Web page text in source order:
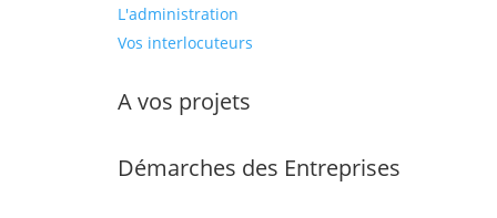
L'administration
Vos interlocuteurs
A vos projets
Démarches des Entreprises